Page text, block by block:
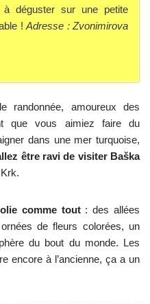
déguster sur une petite
!Adresse : Zvonimirova
randonnée, amoureux des
que vous aimiez faire du
dans une mer turquoise,
être ravi de visiter Baška
comme tout: des allées
de fleurs colorées, un
du bout du monde. Les
encore à l’ancienne, ça a un